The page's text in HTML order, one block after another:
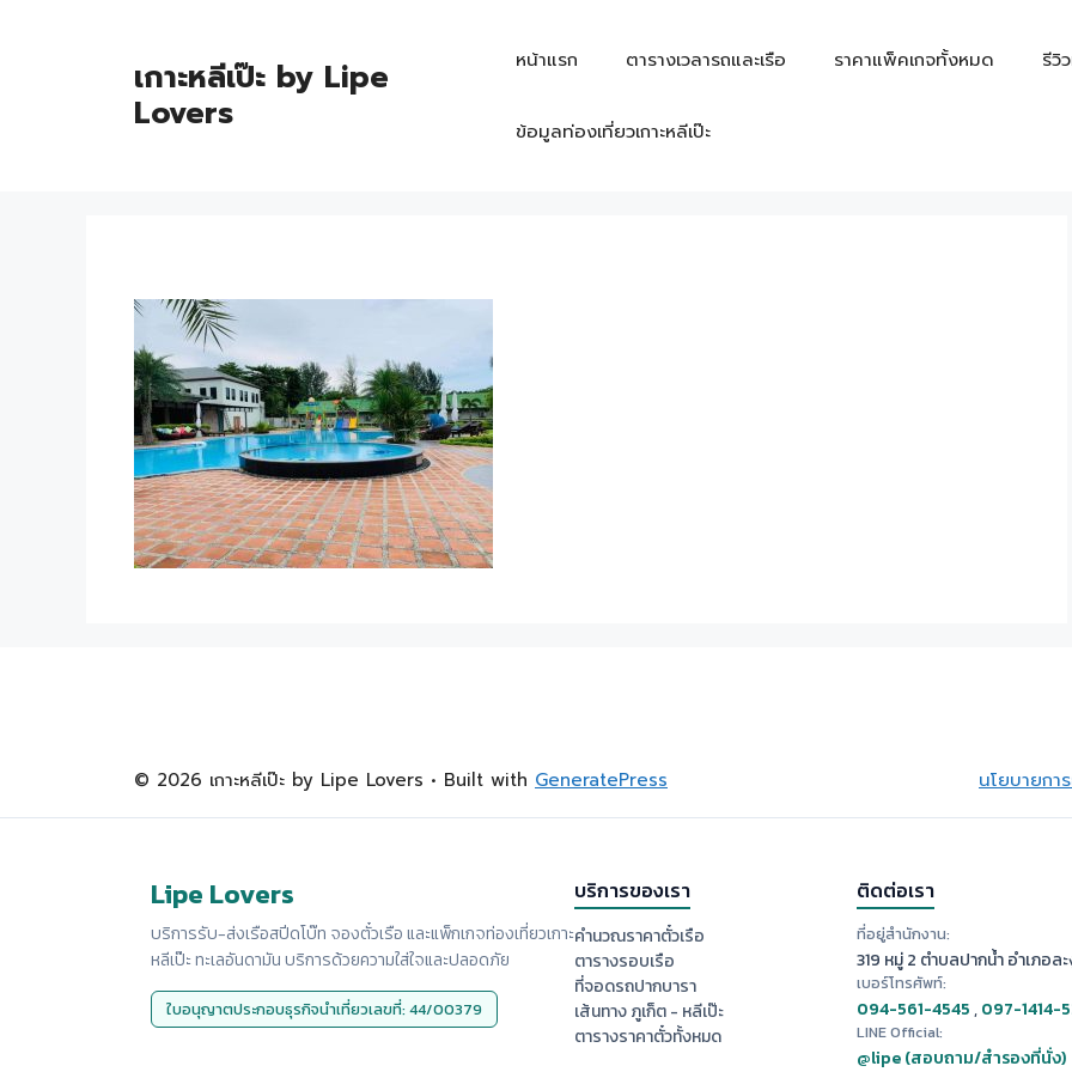
เกาะหลีเป๊ะ by Lipe
Lovers
หน้าแรก ตารางเวลารถและเรือ ราคาแพ็คเกจทั้งหมด รีวิ
ข้อมูลท่องเที่ยวเกาะหลีเป๊ะ
นโยบายกา
© 2026 เกาะหลีเป๊ะ by Lipe Lovers • Built with GeneratePress
Lipe Lovers
บริการรับ-ส่งเรือสปีดโบ๊ท จองตั๋วเรือ และแพ็กเกจท่องเที่ยวเกาะ
หลีเป๊ะ ทะเลอันดามัน บริการด้วยความใส่ใจและปลอดภัย
ใบอนุญาตประกอบธุรกิจนำเที่ยวเลขที่: 44/00379
บริการของเรา
คำนวณราคาตั๋วเรือ
ตารางรอบเรือ
ที่จอดรถปากบารา
เส้นทาง ภูเก็ต - หลีเป๊ะ
ตารางราคาตั๋วทั้งหมด
ติดต่อเรา
ที่อยู่สำนักงาน:
319 หมู่ 2 ตำบลปากน้ำ อำเภอล
เบอร์โทรศัพท์:
094-561-4545,097-1414-
LINE Official:
@lipe (สอบถาม/สำรองที่นั่ง)